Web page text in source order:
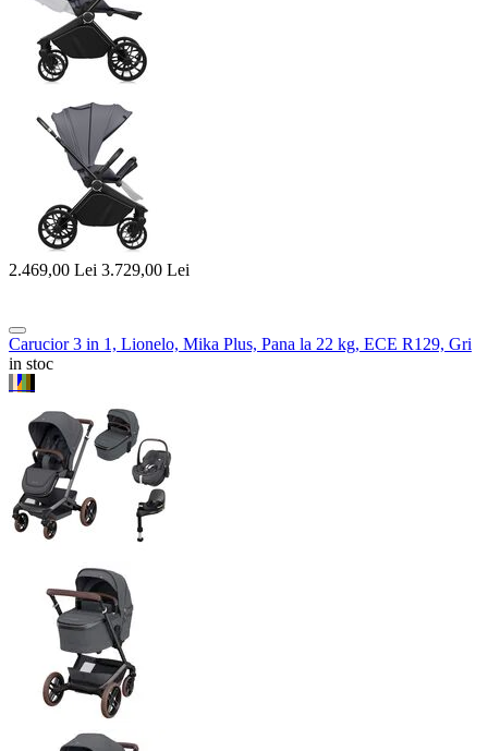
2.469,00 Lei 3.729,00 Lei
Carucior 3 in 1, Lionelo, Mika Plus, Pana la 22 kg, ECE R129, Gri
in stoc